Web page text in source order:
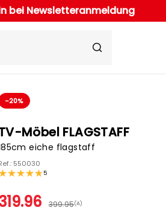
bei Newsletteranmeldung
-20%
Möbel FLAGSTAFF
eiche flagstaff
550030
5
399.95(A)